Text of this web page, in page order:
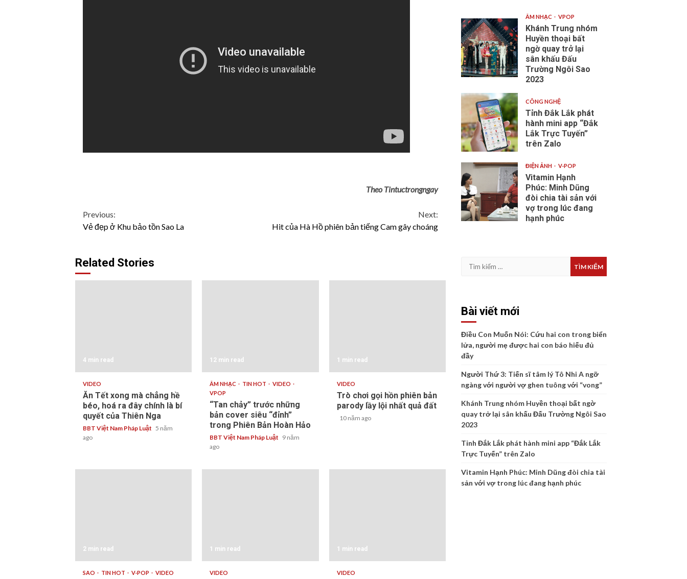
Theo Tintuctrongngay
Continue
Previous:
Vẻ đẹp ở Khu bảo tồn Sao La
Next:
Hit của Hà Hồ phiên bản tiếng Cam gây choáng
Related Stories
4 min read
VIDEO
Ăn Tết xong mà chẳng hề
béo, hoá ra đây chính là bí
quyết của Thiên Nga
BBT Việt Nam Pháp Luật 5 năm
ago
12 min read
ÂM NHẠC TIN HOT
VIDEO
VPOP
“Tan chảy” trước những
bản cover siêu “đỉnh”
trong Phiên Bản Hoàn Hảo
BBT Việt Nam Pháp Luật 9 năm
ago
1 min read
VIDEO
Trò chơi gọi hồn phiên bản
parody lầy lội nhất quả đất
10 năm ago
2 min read
SAO TIN HOT V-POP VIDEO
1 min read
VIDEO
1 min read
VIDEO
ÂM NHẠC VPOP
Khánh Trung nhóm
Huyền thoại bất
ngờ quay trở lại
sân khấu Đấu
Trường Ngôi Sao
2023
CÔNG NGHỆ
Tỉnh Đắk Lắk phát
hành mini app “Đắk
Lắk Trực Tuyến”
trên Zalo
ĐIỆN ẢNH V-POP
Vitamin Hạnh
Phúc: Minh Dũng
đòi chia tài sản với
vợ trong lúc đang
hạnh phúc
Tìm
Bài viết mới
Điều Con Muốn Nói: Cứu hai con trong biển
lửa, người mẹ được hai con báo hiếu đủ
đầy
Người Thứ 3: Tiến sĩ tâm lý Tô Nhi A ngỡ
ngàng với người vợ ghen tuông với “vong”
Khánh Trung nhóm Huyền thoại bất ngờ
quay trở lại sân khấu Đấu Trường Ngôi Sao
2023
Tỉnh Đắk Lắk phát hành mini app “Đắk Lắk
Trực Tuyến” trên Zalo
Vitamin Hạnh Phúc: Minh Dũng đòi chia tài
sản với vợ trong lúc đang hạnh phúc